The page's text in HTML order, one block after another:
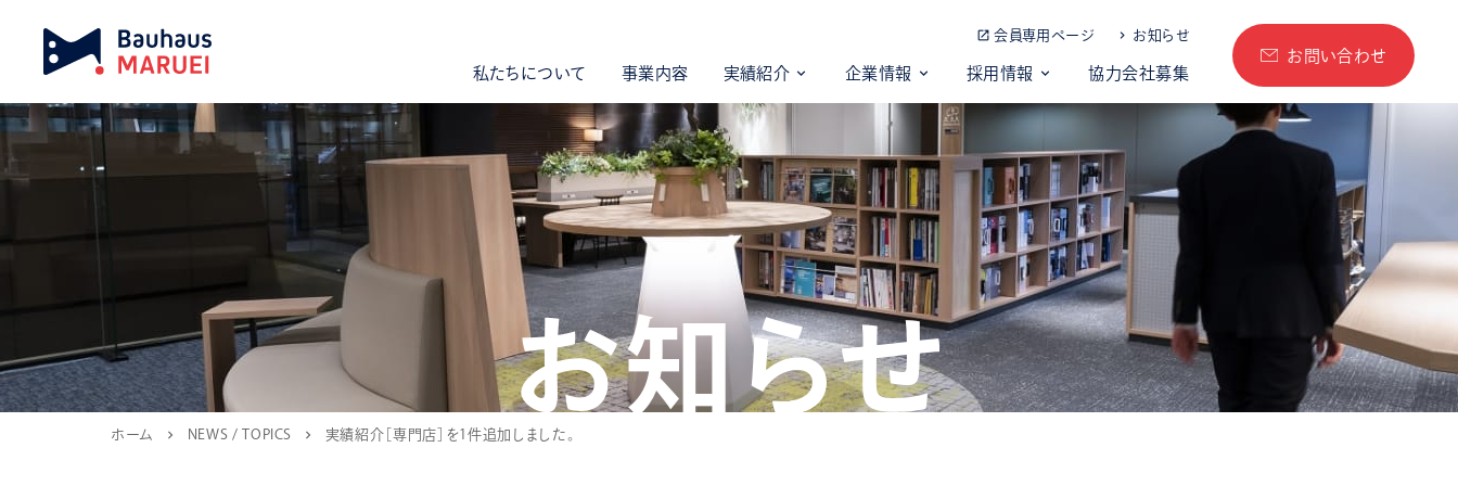
会員専用ページ お知らせ
私たちについて 事業内容 実績紹介 企業情報 採用情報 協力会社募集
お問い合わせ
お知らせ
ホーム chevron_right NEWS / TOPICS chevron_right 実績紹介［専門店］を1件追加しました。